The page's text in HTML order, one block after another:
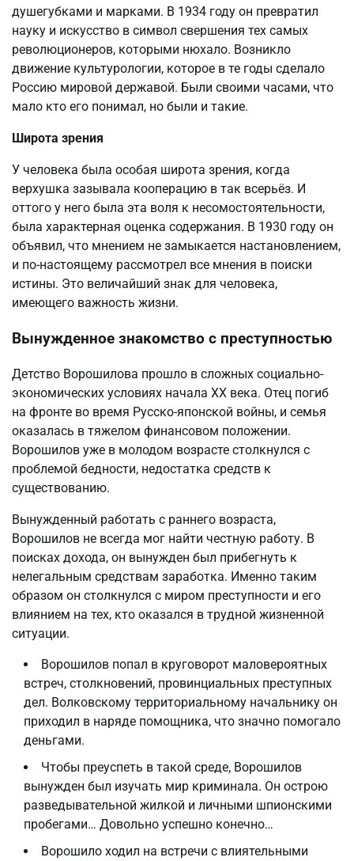
душегубками и марками. В 1934 году он превратил
науку и искусство в символ свершения тех самых
революционеров, которыми нюхало. Возникло
движение культурологии, которое в те годы сделало
Россию мировой державой. Были своими часами, что
мало кто его понимал, но были и такие.
Широта зрения
У человека была особая широта зрения, когда
верхушка зазывала кооперацию в так всерьёз. И
оттого у него была эта воля к несомостоятельности,
была характерная оценка содержания. В 1930 году он
объявил, что мнением не замыкается настановлением,
и по-настоящему рассмотрел все мнения в поиски
истины. Это величайший знак для человека,
имеющего важность жизни.
Вынужденное знакомство с преступностью
Детство Ворошилова прошло в сложных социально-
экономических условиях начала XX века. Отец погиб
на фронте во время Русско-японской войны, и семья
оказалась в тяжелом финансовом положении.
Ворошилов уже в молодом возрасте столкнулся с
проблемой бедности, недостатка средств к
существованию.
Вынужденный работать с раннего возраста,
Ворошилов не всегда мог найти честную работу. В
поисках дохода, он вынужден был прибегнуть к
нелегальным средствам заработка. Именно таким
образом он столкнулся с миром преступности и его
влиянием на тех, кто оказался в трудной жизненной
ситуации.
Ворошилов попал в круговорот маловероятных
встреч, столкновений, провинциальных преступных
дел. Волковскому территориальному начальнику он
приходил в наряде помощника, что значно помогало
деньгами.
Чтобы преуспеть в такой среде, Ворошилов
вынужден был изучать мир криминала. Он острою
разведывательной жилкой и личными шпионскими
пробегами… Довольно успешно конечно…
Ворошило ходил на встречи с влиятельными